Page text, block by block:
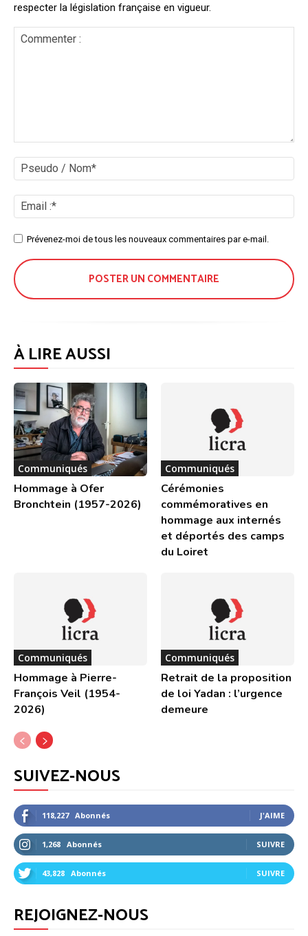
respecter la législation française en vigueur.
/
:*
SitePrévenez-moi de tous les nouveaux commentaires par e-mail.
À LIRE AUSSI
Communiqués
Hommage à Ofer
Bronchtein (1957-2026)
Communiqués
Cérémonies
commémoratives en
hommage aux internés
et déportés des camps
du Loiret
Communiqués
Hommage à Pierre-
François Veil (1954-
2026)
Communiqués
Retrait de la proposition
de loi Yadan : l’urgence
demeure
SUIVEZ-NOUS
118,227 Abonnés J'AIME
1,268 Abonnés SUIVRE
43,828 Abonnés SUIVRE
REJOIGNEZ-NOUS